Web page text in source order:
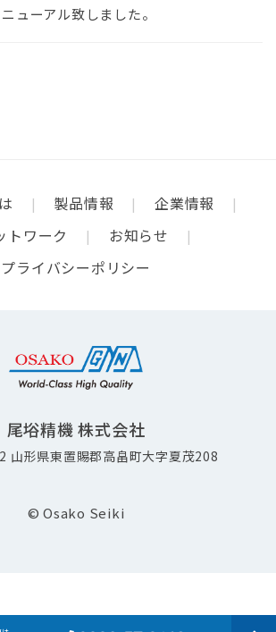
ューアル致しました。
製品情報
企業情報
トワーク
お知らせ
プライバシーポリシー
尾﨏精機 株式会社
⼭形県東置賜郡⾼畠町⼤字夏茂208
© Osako Seiki